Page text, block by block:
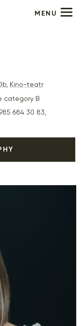
MENU
, Kino-teatr
category B
684 30 83,
- main role, dir. Nika
Alexey Kuzmin-
реж.
- Крис,
Дмитрий Литвиненко